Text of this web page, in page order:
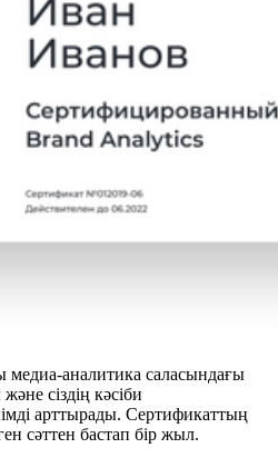
медиа-аналитика саласындағы
сіздің кәсіби
арттырады. Сертификаттың
сәттен бастап бір жыл.